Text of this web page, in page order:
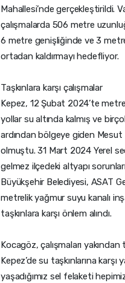
Mahallesi’nde gerçekleştirildi.
çalışmalarda 506 metre
6 metre genişliğinde ve 3
ortadan kaldırmayı hedefliyor.
Taşkınlara karşı çalışmalar
Kepez, 12 Şubat 2024’te
yollar su altında kalmış ve
ardından bölgeye giden
olmuştu. 31 Mart 2024 Yerel
gelmez ilçedeki altyapı
Büyükşehir Belediyesi, ASAT
metrelik yağmur suyu kanalı
taşkınlara karşı önlem alındı.
Kocagöz, çalışmaları
Kepez’de su taşkınlarına
yaşadığımız sel felaketi